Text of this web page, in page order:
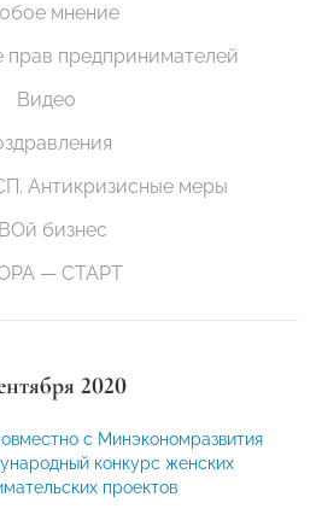
мнение
предпринимателей
Видео
Антикризисные меры
бизнес
— СТАРТ
2020
с Минэкономразвития
конкурс женских
проектов